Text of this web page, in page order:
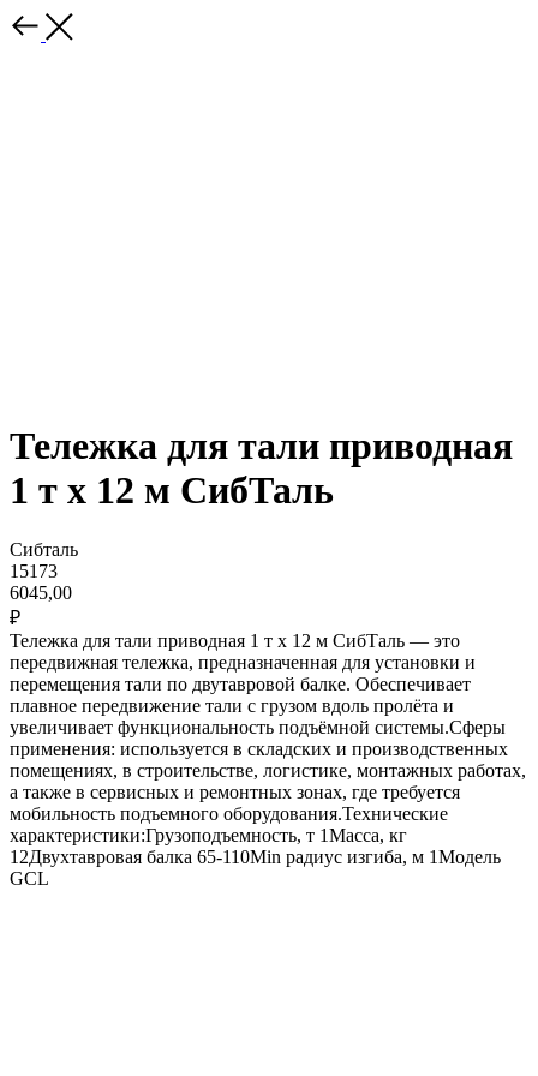
Тележка для тали приводная
1 т х 12 м СибТаль
Сибталь
15173
6045,00
₽
Тележка для тали приводная 1 т х 12 м СибТаль — это
передвижная тележка, предназначенная для установки и
перемещения тали по двутавровой балке. Обеспечивает
плавное передвижение тали с грузом вдоль пролёта и
увеличивает функциональность подъёмной системы.Сферы
применения: используется в складских и производственных
помещениях, в строительстве, логистике, монтажных работах,
а также в сервисных и ремонтных зонах, где требуется
мобильность подъемного оборудования.Технические
характеристики:Грузоподъемность, т 1Масса, кг
12Двухтавровая балка 65-110Min радиус изгиба, м 1Модель
GCL